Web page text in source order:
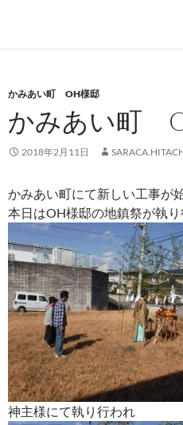
かみあい町 OH様邸
かみあい町
2018年2月11日
かみあい町にて新しい工事が
本日はOH様邸の地鎮祭が執
神主様にて執り行われ